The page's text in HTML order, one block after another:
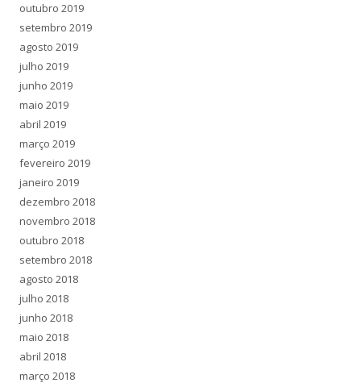
outubro 2019
setembro 2019
agosto 2019
julho 2019
junho 2019
maio 2019
abril 2019
março 2019
fevereiro 2019
janeiro 2019
dezembro 2018
novembro 2018
outubro 2018
setembro 2018
agosto 2018
julho 2018
junho 2018
maio 2018
abril 2018
março 2018